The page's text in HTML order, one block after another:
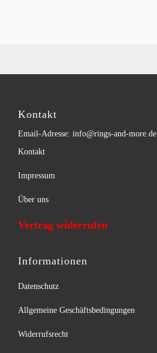
Kontakt
Email-Adresse: info@rings-and-more.de
Kontakt
Impressum
Über uns
Vertrag widerrufen
Informationen
Datenschutz
Allgemeine Geschäftsbedingungen
Widerrufsrecht